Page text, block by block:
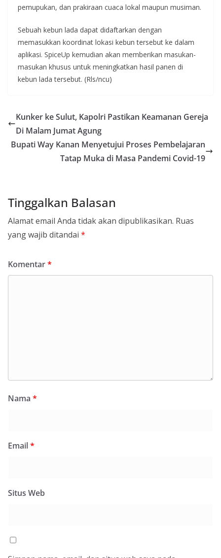
pemupukan, dan prakiraan cuaca lokal maupun musiman.
Sebuah kebun lada dapat didaftarkan dengan
memasukkan koordinat lokasi kebun tersebut ke dalam
aplikasi. SpiceUp kemudian akan memberikan masukan-
masukan khusus untuk meningkatkan hasil panen di
kebun lada tersebut. (Rls/ncu)
Kunker ke Sulut, Kapolri Pastikan Keamanan Gereja
Di Malam Jumat Agung
Bupati Way Kanan Menyetujui Proses Pembelajaran
Tatap Muka di Masa Pandemi Covid-19
Tinggalkan Balasan
Alamat email Anda tidak akan dipublikasikan. Ruas
yang wajib ditandai *
Komentar*
Nama *
Email*
Situs Web